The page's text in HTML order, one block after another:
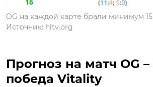
OG на каждой карте брали минимум
Источник: hltv.org
Прогноз на матч OG
победа Vitality